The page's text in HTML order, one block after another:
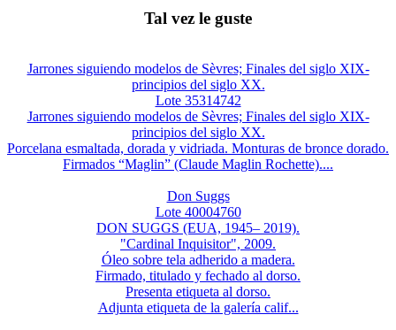
Tal vez le guste
Jarrones siguiendo modelos de Sèvres; Finales del siglo XIX-
principios del siglo XX.
Lote 35314742
Jarrones siguiendo modelos de Sèvres; Finales del siglo XIX-
principios del siglo XX.
Porcelana esmaltada, dorada y vidriada. Monturas de bronce dorado.
Firmados “Maglin” (Claude Maglin Rochette)....
Don Suggs
Lote 40004760
DON SUGGS (EUA, 1945– 2019).
"Cardinal Inquisitor", 2009.
Óleo sobre tela adherido a madera.
Firmado, titulado y fechado al dorso.
Presenta etiqueta al dorso.
Adjunta etiqueta de la galería calif...